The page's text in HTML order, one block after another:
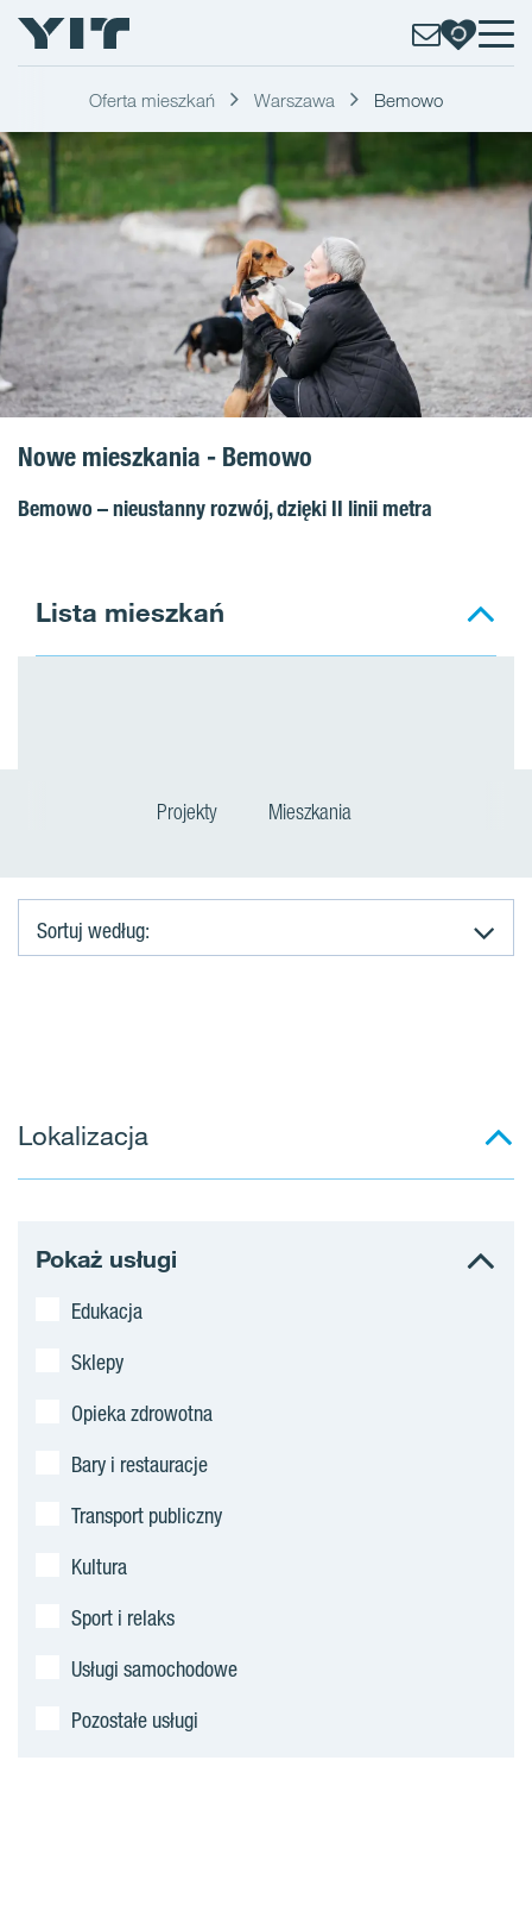
Oferta mieszkań Warszawa Bemowo
Nowe mieszkania - Bemowo
Bemowo – nieustanny rozwój, dzięki II linii metra
Lista mieszkań
Projekty Mieszkania
Sortuj według:
jLokalizacja
Pokaż usługi
Edukacja
Sklepy
Opieka zdrowotna
Bary i restauracje
Transport publiczny
Kultura
Sport i relaks
Usługi samochodowe
Pozostałe usługi